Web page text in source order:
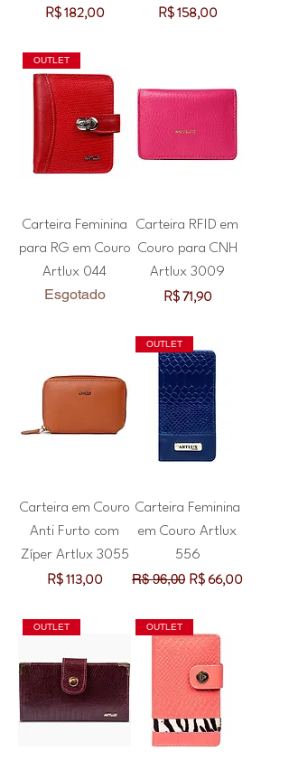
Preço
R$ 182,00 Preço
R$ 158,00
OUTLET
Carteira Feminina
para RG em Couro
Artlux 044
Esgotado
Carteira RFID em
Couro para CNH
Artlux 3009
Preço
R$ 71,90
Carteira em Couro
Anti Furto com
Zíper Artlux 3055
Preço
R$ 113,00
OUTLET
Carteira Feminina
em Couro Artlux
556
Preço normal
R$ 96,00 Preço promocional
R$ 66,00
OUTLET OUTLET